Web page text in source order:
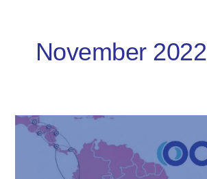
November 2022
Expansión